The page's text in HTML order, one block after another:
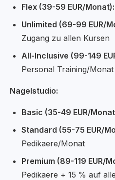
Flex (39-59 EUR/Monat):
Unlimited (69-99 EUR/
Zugang zu allen Kursen
All-Inclusive (99-149
Personal Training/Monat
Nagelstudio:
Basic (35-49 EUR/
Standard (55-75 EUR/
Pedikaere/Monat
Premium (89-119 EUR/
Pedikaere + 15 % auf